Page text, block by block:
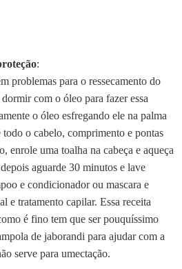
:
problemas para o ressecamento do
com o óleo para fazer essa
o óleo esfregando ele na palma
todo o cabelo, comprimento e pontas
enrole uma toalha na cabeça e aqueça
aguarde 30 minutos e lave
e condicionador ou mascara e
e tratamento capilar. Essa receita
é fino tem que ser pouquíssimo
de jaborandi para ajudar com a
serve para umectação.